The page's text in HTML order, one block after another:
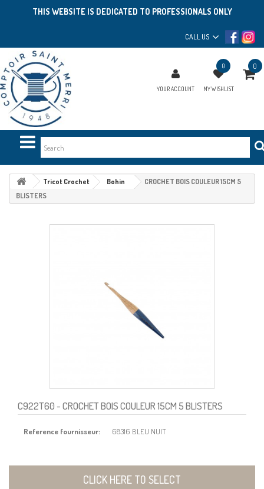
THIS WEBSITE IS DEDICATED TO PROFESSIONALS ONLY
CALL US
YOUR ACCOUNT
0
MY WISHLIST
0
Tricot Crochet Bohin
CROCHET BOIS COULEUR 15CM 5
BLISTERS
C922T60- CROCHET BOIS COULEUR 15CM 5 BLISTERS
Reference fournisseur: 68316 BLEU NUIT
CLICK HERE TO SELECT